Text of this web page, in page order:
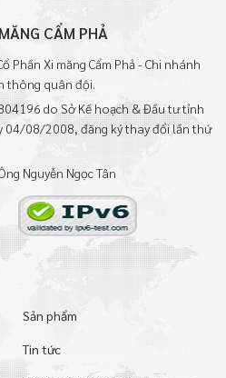
CẨM PHẢ
Phần Xi măng Cẩm Phả - Chi nhánh
thông quân đội.
do Sở Kế hoạch & Đầu tư tỉnh
04/08/2008, đăng ký thay đổi lần thứ
Nguyễn Ngọc Tân
Sản phẩm
Tin tức